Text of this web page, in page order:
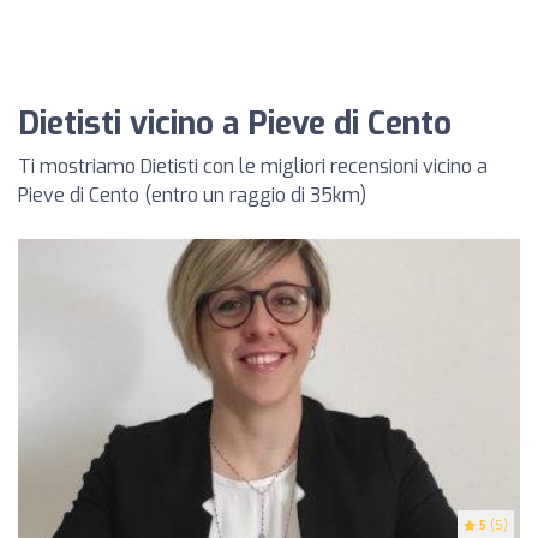
Dietisti vicino a Pieve di Cento
Ti mostriamo Dietisti con le migliori recensioni vicino a
Pieve di Cento (entro un raggio di 35km)
5 (5)